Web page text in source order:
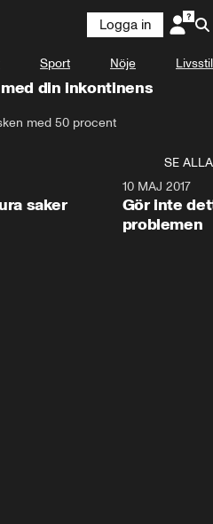
Logga in
Sport Nöje Livsstil
din inkontinens
med 50 procent
SE ALLA
saker
10 MAJ 2017
Gör inte
problemen